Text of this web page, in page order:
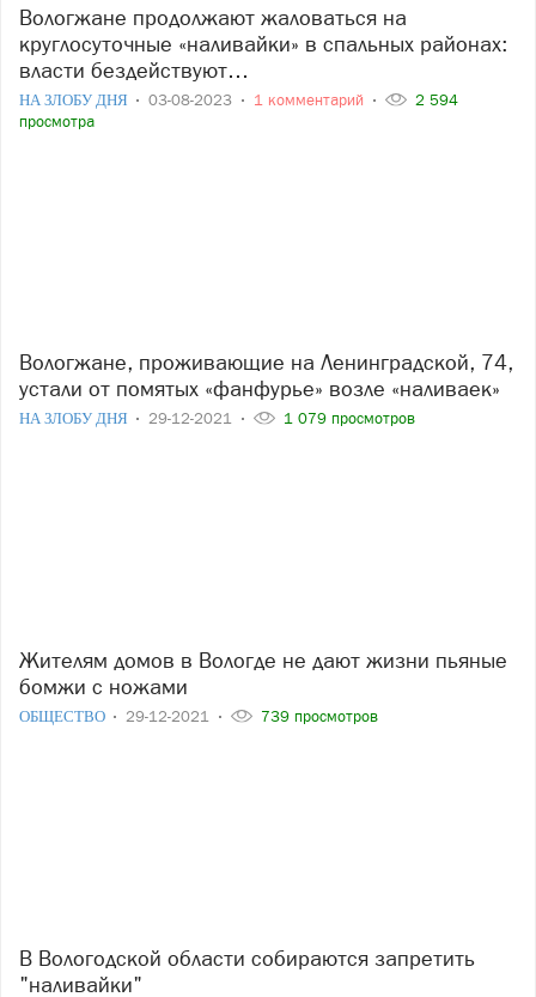
Вологжане продолжают жаловаться на
круглосуточные «наливайки» в спальных районах:
власти бездействуют…
НА ЗЛОБУ ДНЯ 03-08-2023 1 комментарий
2 594
просмотра
Вологжане, проживающие на Ленинградской, 74,
устали от помятых «фанфурье» возле «наливаек»
НА ЗЛОБУ ДНЯ 29-12-2021 1 079 просмотров
Жителям домов в Вологде не дают жизни пьяные
бомжи с ножами
ОБЩЕСТВО 29-12-2021 739 просмотров
В Вологодской области собираются запретить
"наливайки"